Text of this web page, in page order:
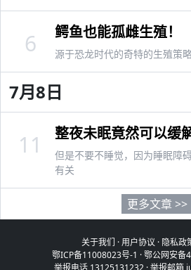
鳄鱼也能孤雌生殖！
源于恐龙时代的奇特的生殖策略
6
7月8日
整夜未眠竟然可以缓
但是不要不睡觉，因为睡眠障
有关
11
更多文章 >>
关于我们 ·用户协议 · 隐私政
鄂ICP备11008023号-1 ·鄂公网安备
举报电话 13125131232 · 举报邮箱